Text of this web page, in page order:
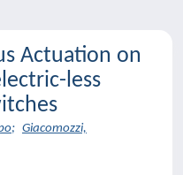
Actuation on
less
; Giacomozzi,